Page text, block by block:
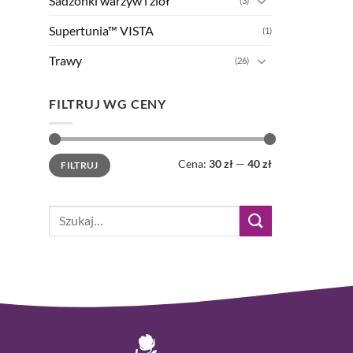
Supertunia™ VISTA (1)
Trawy (26)
FILTRUJ WG CENY
Cena
min
Cena
maxFILTRUJ Cena: 30 zł— 40 zł
Szukaj: